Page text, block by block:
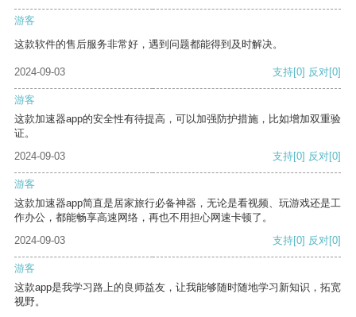
游客
这款软件的售后服务非常好，遇到问题都能得到及时解决。
2024-09-03 支持[0] 反对[0]
游客
这款加速器app的安全性有待提高，可以加强防护措施，比如增加双重验
证。
2024-09-03
支持[0] 反对[0]
游客
这款加速器app简直是居家旅行必备神器，无论是看视频、玩游戏还是工
作办公，都能畅享高速网络，再也不用担心网速卡顿了。
2024-09-03
支持[0] 反对[0]
游客
这款app是我学习路上的良师益友，让我能够随时随地学习新知识，拓宽
视野。